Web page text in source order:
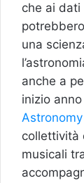
che ai dati
una
anche a
inizio
collettività
musicali